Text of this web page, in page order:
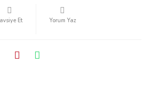
Et Yorum Yaz